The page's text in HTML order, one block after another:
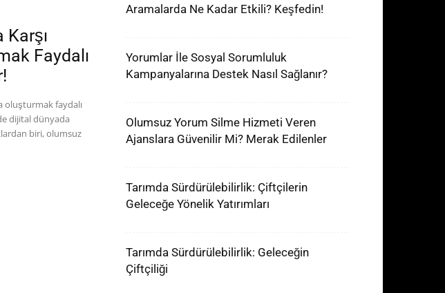
Faydalı
oluşturmak faydalı
dijital dünyada
biri, olumsuz
Aramalarda Ne Kadar Etkili? Keşfedin!
Yorumlar İle Sosyal Sorumluluk
Kampanyalarına Destek Nasıl Sağlanır?
Olumsuz Yorum Silme Hizmeti Veren
Ajanslara Güvenilir Mi? Merak Edilenler
Tarımda Sürdürülebilirlik: Çiftçilerin
Geleceğe Yönelik Yatırımları
Tarımda Sürdürülebilirlik: Geleceğin
Çiftçiliği